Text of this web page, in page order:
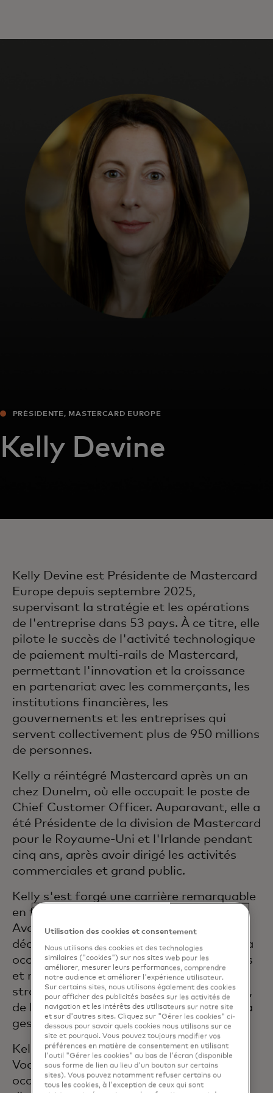
Pour le monde
Pour les innovateurs
Actualités et tendances
PRÉSIDENTE, MASTERCARD EUROPE
Kelly Devine
Kelly Devine est Présidente de Mastercard
Europe depuis septembre 2025,
supervisant la stratégie et les opérations
de l'entreprise dans 53 pays. À ce titre, elle
pilote le succès de l'activité technologique
de paiement multi-rails de Mastercard,
permettant l'innovation et la croissance
en partenariat avec les commerçants, les
institutions financières, les
gouvernements et les entreprises qui
servent collectivement plus de 950 millions
de personnes.
Kelly a réintégré Mastercard après un an
chez Dunelm, où elle occupait le poste de
Chief Customer Officer. Auparavant, elle a
été Présidente de la division de Mastercard
pour le Royaume-Uni et l'Irlande pendant
cinq ans, après avoir dirigé les activités
commerciales et grand public.
Kelly s'est forgé une carrière remarquable
en façonnant le paysage des paiements.
Avant Mastercard, elle a passé une
décennie chez American Express, où elle a
occupé des postes de direction européens
et mondiaux dans les domaines de la
stratégie, du développement commercial,
de l'efficacité des forces de vente et de la
gestion des produits.
Kelly siège au conseil d’administration de
Vocalink (une société Mastercard) et a
occupé des fonctions au sein des conseils
Utilisation des cookies et consentement
Nous utilisons des cookies et des technologies
similaires ("cookies") sur nos sites web pour les
améliorer, mesurer leurs performances, comprendre
notre audience et améliorer l'expérience utilisateur.
Sur certains sites, nous utilisons également des cookies
pour afficher des publicités basées sur les activités de
navigation et les intérêts des utilisateurs sur notre site
et sur d'autres sites. Cliquez sur "Gérer les cookies" ci-
dessous pour savoir quels cookies nous utilisons sur ce
site et pourquoi. Vous pouvez toujours modifier vos
préférences en matière de consentement en utilisant
l'outil "Gérer les cookies" au bas de l'écran (disponible
sous forme de lien au lieu d'un bouton sur certains
sites). Vous pouvez notamment refuser certains ou
tous les cookies, à l'exception de ceux qui sont